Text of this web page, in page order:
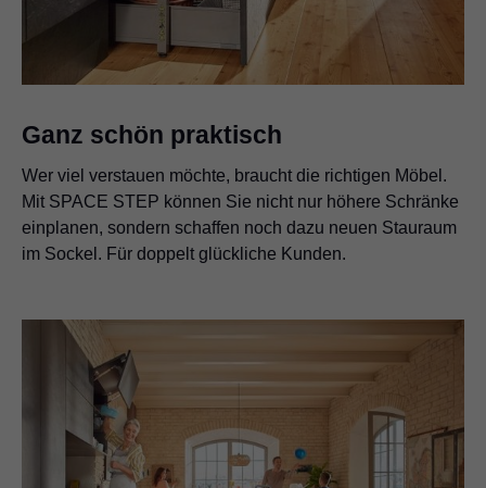
Ganz schön praktisch
Wer viel verstauen möchte, braucht die richtigen Möbel.
Mit SPACE STEP können Sie nicht nur höhere Schränke
einplanen, sondern schaffen noch dazu neuen Stauraum
im Sockel. Für doppelt glückliche Kunden.